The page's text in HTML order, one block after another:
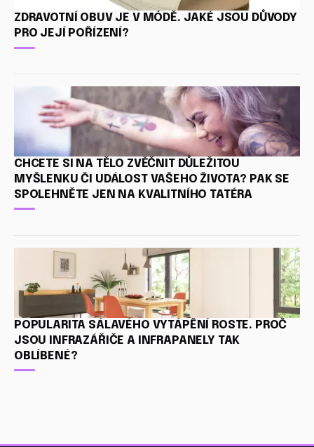
ZDRAVOTNÍ OBUV JE V MÓDĚ. JAKÉ JSOU DŮVODY
PRO JEJÍ POŘÍZENÍ?
CHCETE SI NA TĚLO ZVĚČNIT DŮLEŽITOU
MYŠLENKU ČI UDÁLOST VAŠEHO ŽIVOTA? PAK SE
SPOLEHNĚTE JEN NA KVALITNÍHO TATÉRA
POPULARITA SÁLAVÉHO VYTÁPĚNÍ ROSTE. PROČ
JSOU INFRAZÁŘIČE A INFRAPANELY TAK
OBLÍBENÉ?